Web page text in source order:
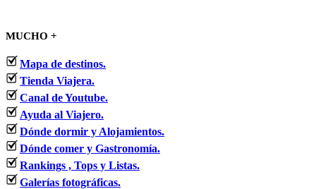
MUCHO +
Mapa de destinos.
Tienda Viajera.
Canal de Youtube.
Ayuda al Viajero.
Dónde dormir y Alojamientos.
Dónde comer y Gastronomía.
Rankings , Tops y Listas.
Galerías fotográficas.